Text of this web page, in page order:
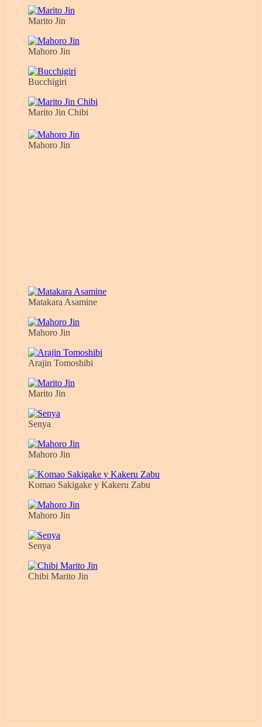
Marito Jin
Mahoro Jin
Bucchigiri
Marito Jin Chibi
Mahoro Jin
Matakara Asamine
Mahoro Jin
Arajin Tomoshibi
Marito Jin
Senya
Mahoro Jin
Komao Sakigake y Kakeru Zabu
Mahoro Jin
Senya
Chibi Marito Jin